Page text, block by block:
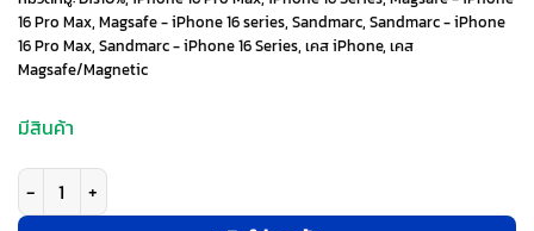
2,190 ฿.1,535 ฿.
16 Pro Max, Magsafe - iPhone 16 series, Sandmarc, Sandmarc - iPhone
16 Pro Max, Sandmarc - iPhone 16 Series, เคส iPhone, เคส
Magsafe/Magnetic
มีสินค้า
จำนวน Sandmarc รุ่น Pro Case - เคส iPhone 16 Pro Max - สี Black ชิ้น